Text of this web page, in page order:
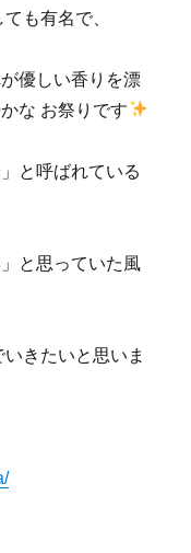
も有名で、
優しい香りを漂
な お祭りです
と呼ばれている
と思っていた風
きたいと思いま